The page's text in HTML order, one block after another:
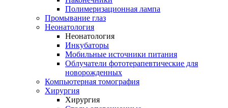
Полимеризационная лампа
Промывание глаз
Неонатология
Неонатология
Инкубаторы
Мобильные источники питания
Облучатели фототерапевтические для
новорожденных
Компьютерная томография
Хирургия
Хирургия